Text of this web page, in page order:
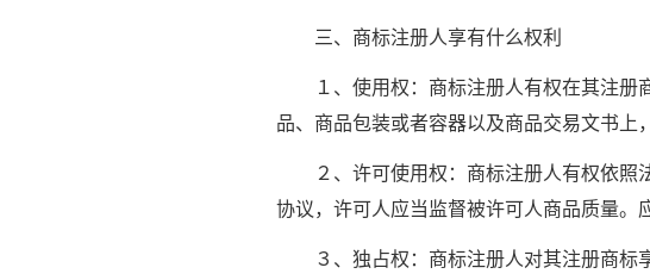
三、商标注册人享有什么权利
１、使用权：商标注册人有权在其注册商
品、商品包装或者容器以及商品交易文书上
２、许可使用权：商标注册人有权依照法
协议，许可人应当监督被许可人商品质量。
３、独占权：商标注册人对其注册商标享